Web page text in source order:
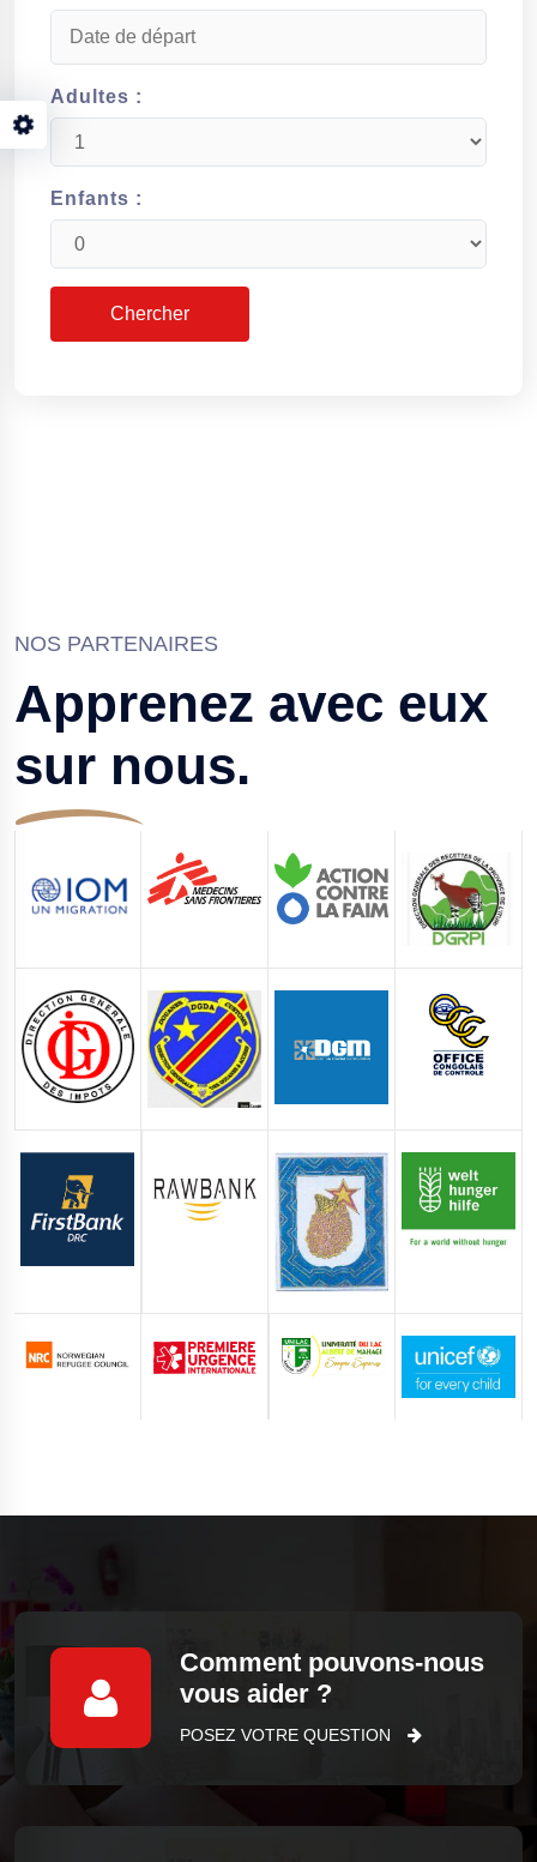
Adultes :
Enfants :
NOS PARTENAIRES
Apprenez avec eux
sur nous.
Comment pouvons-nous
vous aider ?
POSEZ VOTRE QUESTION